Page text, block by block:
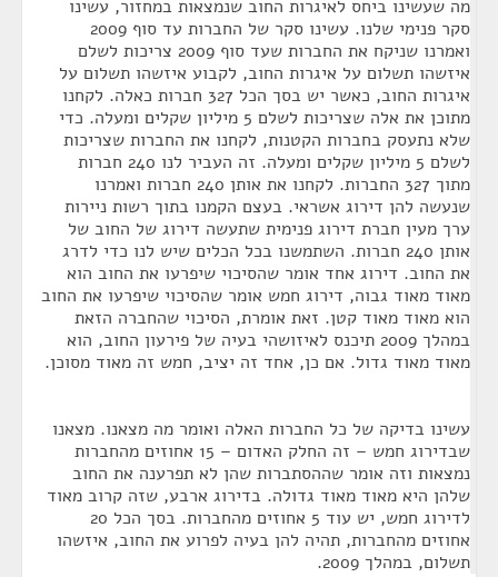
מה שעשינו ביחס לאיגרות החוב שנמצאות במחזור, עשינו
סקר פנימי שלנו. עשינו סקר של החברות עד סוף 2009
ואמרנו שניקח את החברות שעד סוף 2009 צריכות לשלם
איזשהו תשלום על איגרות החוב, לקבוע איזשהו תשלום על
איגרות החוב, כאשר יש בסך הכל 327 חברות כאלה. לקחנו
מתוכן את אלה שצריכות לשלם 5 מיליון שקלים ומעלה. כדי
שלא נתעסק בחברות הקטנות, לקחנו את החברות שצריכות
לשלם 5 מיליון שקלים ומעלה. זה העביר לנו 240 חברות
מתוך 327 החברות. לקחנו את אותן 240 חברות ואמרנו
שנעשה להן דירוג אשראי. בעצם הקמנו בתוך רשות ניירות
ערך מעין חברת דירוג פנימית שתעשה דירוג של החוב של
אותן 240 חברות. השתמשנו בכל הכלים שיש לנו כדי לדרג
את החוב. דירוג אחד אומר שהסיכוי שיפרעו את החוב הוא
מאוד מאוד גבוה, דירוג חמש אומר שהסיכוי שיפרעו את החוב
הוא מאוד מאוד קטן. זאת אומרת, הסיכוי שהחברה הזאת
במהלך 2009 תיכנס לאיזושהי בעיה של פירעון החוב, הוא
מאוד מאוד גדול. אם כן, אחד זה יציב, חמש זה מאוד מסוכן.
עשינו בדיקה של כל החברות האלה ואומר מה מצאנו. מצאנו
שבדירוג חמש – זה החלק האדום – 15 אחוזים מהחברות
נמצאות וזה אומר שההסתברות שהן לא תפרענה את החוב
שלהן היא מאוד מאוד גדולה. בדירוג ארבע, שזה קרוב מאוד
לדירוג חמש, יש עוד 5 אחוזים מהחברות. בסך הכל 20
אחוזים מהחברות, תהיה להן בעיה לפרוע את החוב, איזשהו
תשלום, במהלך 2009.